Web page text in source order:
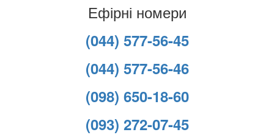
Ефірні номери
(044) 577-56-45
(044) 577-56-46
(098) 650-18-60
(093) 272-07-45